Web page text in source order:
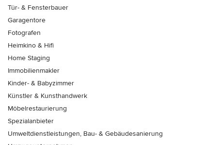
Tür- & Fensterbauer
Garagentore
Fotografen
Heimkino & Hifi
Home Staging
Immobilienmakler
Kinder- & Babyzimmer
Künstler & Kunsthandwerk
Möbelrestaurierung
Spezialanbieter
Umweltdienstleistungen, Bau- & Gebäudesanierung